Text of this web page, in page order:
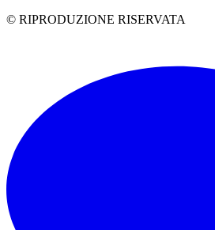
© RIPRODUZIONE RISERVATA